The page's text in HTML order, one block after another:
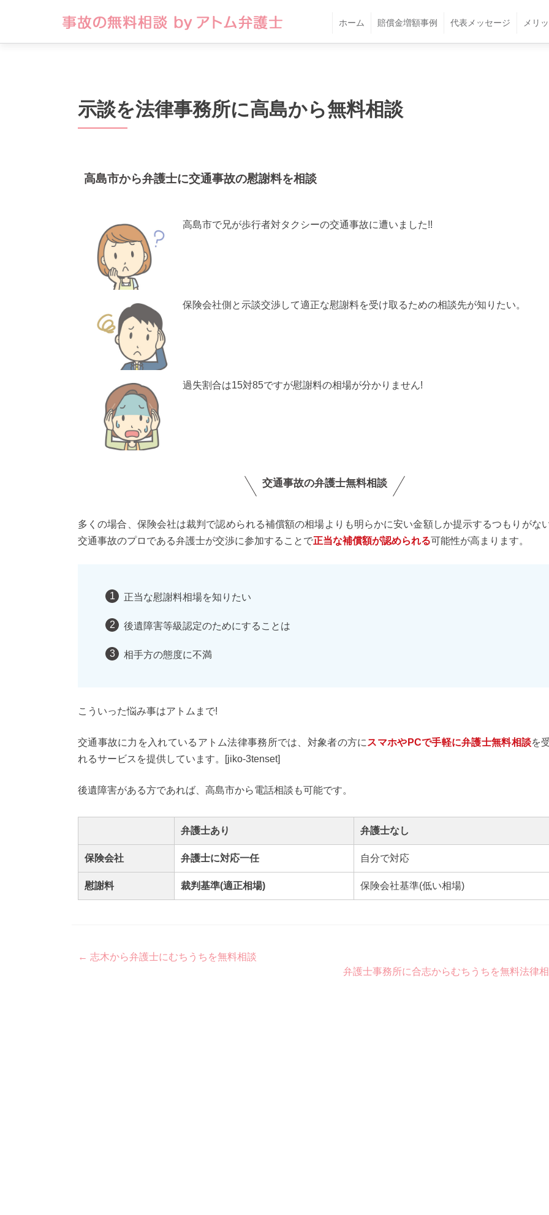
ホーム 賠償金増額事例 代表メッセージ メリ
示談を法律事務所に高島から無料相談
高島市から弁護士に交通事故の慰謝料を相談
高島市で兄が歩行者対タクシーの交通事故に遭いました!!
保険会社側と示談交渉して適正な慰謝料を受け取るための相談先が知りたい。
過失割合は15対85ですが慰謝料の相場が分かりません!
交通事故の弁護士無料相談
多くの場合、保険会社は裁判で認められる補償額の相場よりも明らかに安い金額しか提示するつもりがな
交通事故のプロである弁護士が交渉に参加することで正当な補償額が認められる可能性が高まります。
正当な慰謝料相場を知りたい
後遺障害等級認定のためにすることは
相手方の態度に不満
こういった悩み事はアトムまで!
交通事故に力を入れているアトム法律事務所では、対象者の方に スマホやPCで手軽に弁護士無料相談を
れるサービスを提供しています。[jiko-3tenset]
後遺障害がある方であれば、高島市から電話相談も可能です。
弁護士あり 弁護士なし
保険会社 弁護士に対応一任 自分で対応
慰謝料 裁判基準(適正相場) 保険会社基準(低い相場)
Post
← 志木から弁護士にむちうちを無料相談
弁護士事務所に合志からむちうちを無料法律